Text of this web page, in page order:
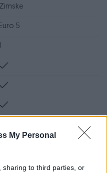
My Personal
sharing to third parties, or
Zimske
Euro 5
1